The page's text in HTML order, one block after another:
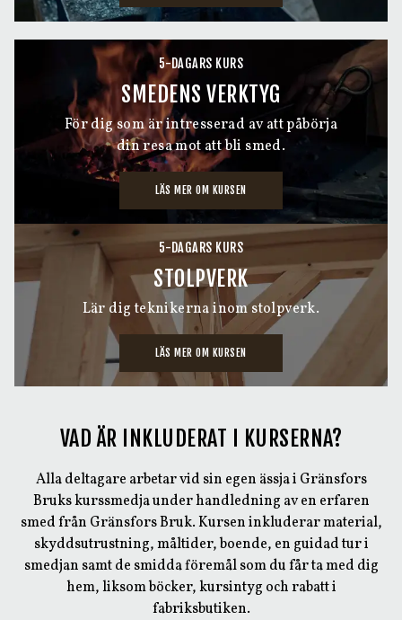
5-DAGARS KURS
SMEDENS VERKTYG
För dig som är intresserad av att påbörja
din resa mot att bli smed.
LÄS MER OM KURSEN
5-DAGARS KURS
STOLPVERK
Lär dig teknikerna inom stolpverk.
LÄS MER OM KURSEN
VAD ÄR INKLUDERAT I KURSERNA?
Alla deltagare arbetar vid sin egen ässja i Gränsfors
Bruks kurssmedja under handledning av en erfaren
smed från Gränsfors Bruk. Kursen inkluderar material,
skyddsutrustning, måltider, boende, en guidad tur i
smedjan samt de smidda föremål som du får ta med dig
hem, liksom böcker, kursintyg och rabatt i
fabriksbutiken.